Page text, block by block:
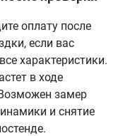
оплату после
если вас
характеристики.
в ходе
замер
и снятие